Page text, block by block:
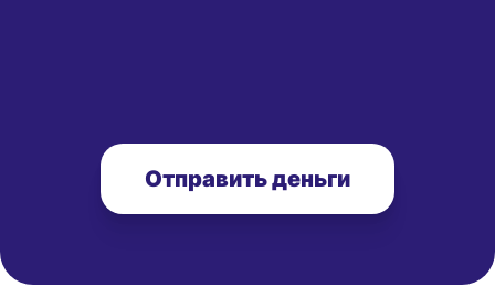
Отправить деньги